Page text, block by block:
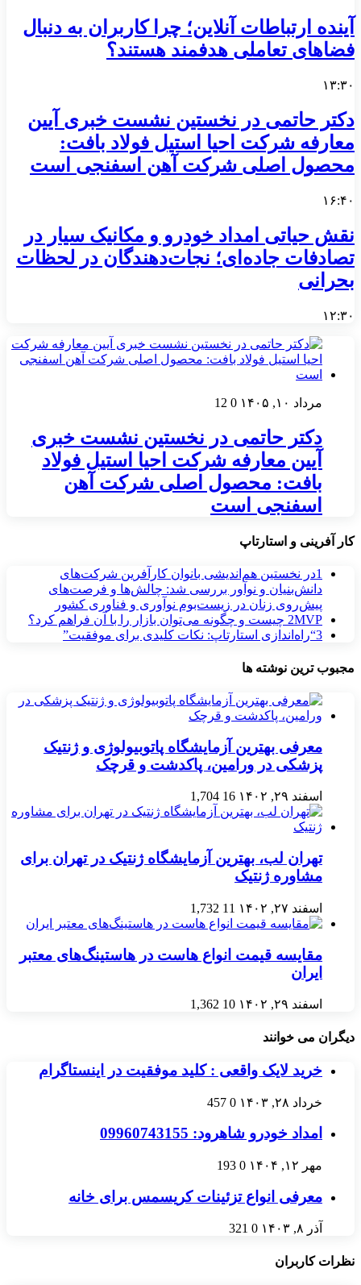
آینده ارتباطات آنلاین؛ چرا کاربران به دنبال
فضاهای تعاملی هدفمند هستند؟
۱۳:۳۰
دکتر حاتمی در نخستین نشست خبری آیین
معارفه شرکت احیا استیل فولاد بافت:
محصول اصلی شرکت آهن اسفنجی است
۱۶:۴۰
نقش حیاتی امداد خودرو و مکانیک سیار در
تصادفات جاده‌ای؛ نجات‌دهندگان در لحظات
بحرانی
۱۲:۳۰
مرداد ۱۰, ۱۴۰۵ 0
12
دکتر حاتمی در نخستین نشست خبری
آیین معارفه شرکت احیا استیل فولاد
بافت: محصول اصلی شرکت آهن
اسفنجی است
کار آفرینی و استارتاپ
1در نخستین هم‌اندیشی بانوان کارآفرین شرکت‌های
دانش‌بنیان و نوآور بررسی شد: چالش‌ها و فرصت‌های
پیش‌روی زنان در زیست‌بوم نوآوری و فناوری کشور
2MVP چیست و چگونه می‌توان بازار را با آن فراهم کرد؟
3“راه‌اندازی استارتاپ: نکات کلیدی برای موفقیت”
مجبوب ترین نوشته ها
معرفی بهترین آزمایشگاه پاتوبیولوژی و ژنتیک
پزشکی در ورامین، پاکدشت و قرچک
اسفند ۲۹, ۱۴۰۲ 16
1,704
تهران لب، بهترین آزمایشگاه ژنتیک در تهران برای
مشاوره ژنتیک
اسفند ۲۷, ۱۴۰۲ 11
1,732
مقایسه قیمت انواع هاست در هاستینگ‌های معتبر
ایران
اسفند ۲۹, ۱۴۰۲ 10
1,362
دیگران می خوانند
خرید لایک واقعی : کلید موفقیت در اینستاگرام
خرداد ۲۸, ۱۴۰۳ 0
457
امداد خودرو شاهرود: 09960743155
مهر ۱۲, ۱۴۰۴ 0
193
معرفی انواع تزئینات کریسمس برای خانه
آذر ۸, ۱۴۰۳ 0
321
نظرات کاربران